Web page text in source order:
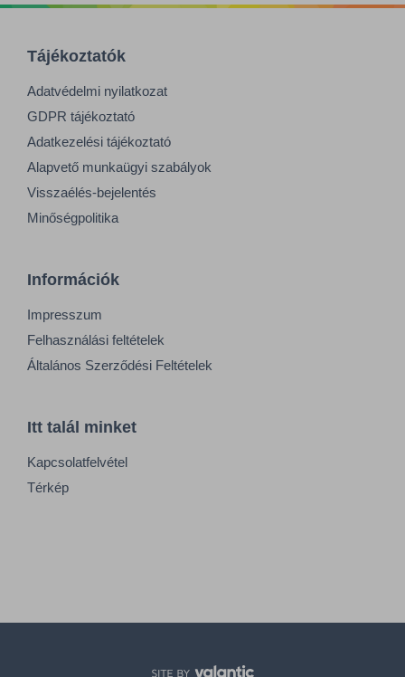
Tájékoztatók
Adatvédelmi nyilatkozat
GDPR tájékoztató
Adatkezelési tájékoztató
Alapvető munkaügyi szabályok
Visszaélés-bejelentés
Minőségpolitika
Információk
Impresszum
Felhasználási feltételek
Általános Szerződési Feltételek
Itt talál minket
Kapcsolatfelvétel
Térkép